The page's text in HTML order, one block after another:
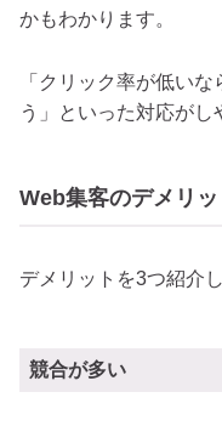
かもわかります。
「クリック率が低い
う」といった対応がし
Web集客のデメリッ
デメリットを3つ紹介し
競合が多い